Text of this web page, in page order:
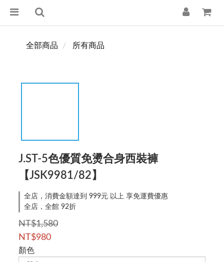
全部商品 所有商品
J.ST-5色優質免燙合身西裝褲
【JSK9981/82】
全店，消費金額達到 999元 以上 享免運費優惠
全店，全館 92折
NT$1,580
NT$980
顏色